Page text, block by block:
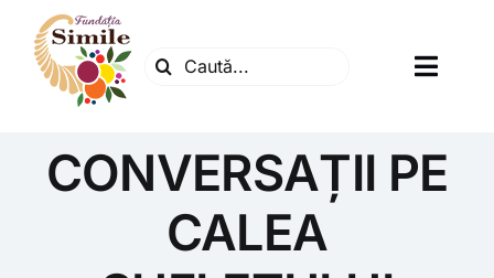
content
Search
Centrul natura
CONVERSAȚII PE
CALEA